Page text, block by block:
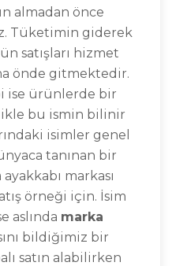
almadan önce
Tüketimin giderek
satışları hizmet
önde gitmektedir.
ise ürünlerde bir
bu ismin bilinir
isimler genel
tanınan bir
markası
örneği için. İsim
aslında marka
bildiğimiz bir
satın alabilirken